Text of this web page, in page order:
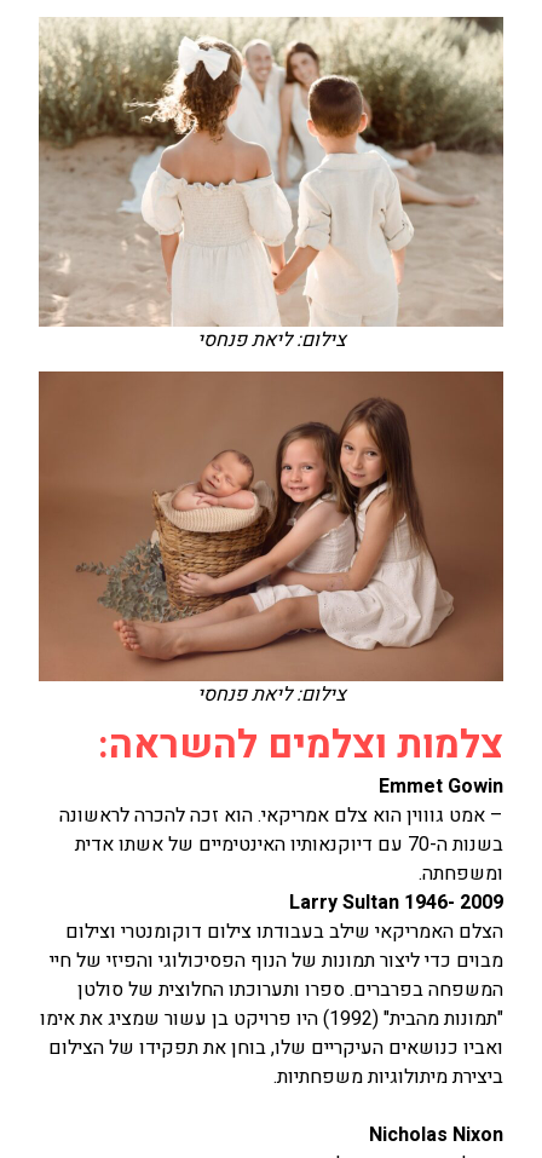
צילום: ליאת פנחסי
צילום: ליאת פנחסי
צלמות וצלמים להשראה:
Emmet Gowin
– אמט גוווין הוא צלם אמריקאי. הוא זכה להכרה לראשונה
בשנות ה-70 עם דיוקנאותיו האינטימיים של אשתו אדית
ומשפחתה.
Larry Sultan 1946- 2009
הצלם האמריקאי שילב בעבודתו צילום דוקומנטרי וצילום
מבוים כדי ליצור תמונות של הנוף הפסיכולוגי והפיזי של חיי
המשפחה בפרברים. ספרו ותערוכתו החלוצית של סולטן
"תמונות מהבית" (1992) היו פרויקט בן עשור שמציג את אימו
ואביו כנושאים העיקריים שלו, בוחן את תפקידו של הצילום
ביצירת מיתולוגיות משפחתיות.
Nicholas Nixon